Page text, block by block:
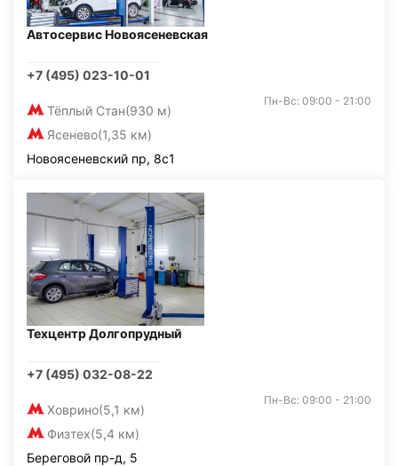
Автосервис Новоясеневская
+7 (495) 023-10-01
Тёплый Стан(930 м)
Ясенево(1,35 км)
Пн-Вс: 09:00 - 21:00
Новоясеневский пр, 8с1
Техцентр Долгопрудный
+7 (495) 032-08-22
Ховрино(5,1 км)
Физтех(5,4 км)
Пн-Вс: 09:00 - 21:00
Береговой пр-д, 5